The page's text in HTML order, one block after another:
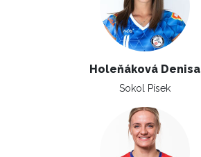
Holeňáková Denisa
Sokol Písek